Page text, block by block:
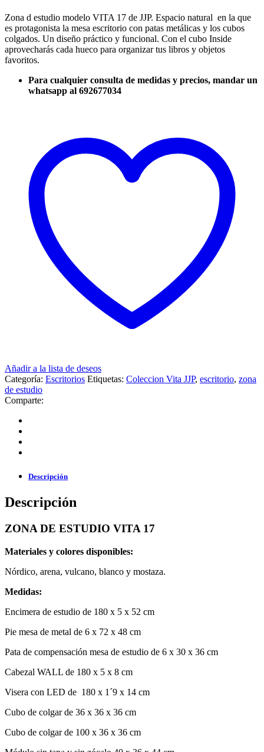
Zona d estudio modelo VITA 17 de JJP. Espacio natural en la que
es protagonista la mesa escritorio con patas metálicas y los cubos
colgados. Un diseño práctico y funcional. Con el cubo Inside
aprovecharás cada hueco para organizar tus libros y objetos
favoritos.
Para cualquier consulta de medidas y precios, mandar un
whatsapp al 692677034
Añadir a la lista de deseos
Categoría: Escritorios Etiquetas: Coleccion Vita JJP, escritorio, zona
de estudio
Comparte:
Descripción
Descripción
ZONA DE ESTUDIO VITA 17
Materiales y colores disponibles:
Nórdico, arena, vulcano, blanco y mostaza.
Medidas:
Encimera de estudio de 180 x 5 x 52 cm
Pie mesa de metal de 6 x 72 x 48 cm
Pata de compensación mesa de estudio de 6 x 30 x 36 cm
Cabezal WALL de 180 x 5 x 8 cm
Visera con LED de 180 x 1´9 x 14 cm
Cubo de colgar de 36 x 36 x 36 cm
Cubo de colgar de 100 x 36 x 36 cm